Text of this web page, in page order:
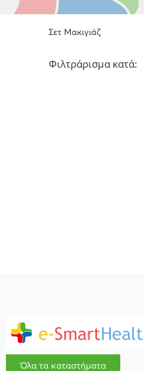
Σετ Μακιγιάζ
Φιλτράρισμα κατά:
Όλα τα καταστήματα